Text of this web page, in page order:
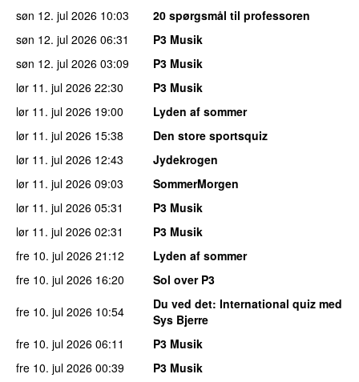
søn 12. jul 2026 10:03
20 spørgsmål til professoren
søn 12. jul 2026 06:31
P3 Musik
søn 12. jul 2026 03:09
P3 Musik
lør 11. jul 2026 22:30
P3 Musik
lør 11. jul 2026 19:00
Lyden af sommer
lør 11. jul 2026 15:38
Den store sportsquiz
lør 11. jul 2026 12:43
Jydekrogen
lør 11. jul 2026 09:03
SommerMorgen
lør 11. jul 2026 05:31
P3 Musik
lør 11. jul 2026 02:31
P3 Musik
fre 10. jul 2026 21:12
Lyden af sommer
fre 10. jul 2026 16:20
Sol over P3
fre 10. jul 2026 10:54 Du ved det: International quiz med
Sys Bjerre
fre 10. jul 2026 06:11
P3 Musik
fre 10. jul 2026 00:39
P3 Musik